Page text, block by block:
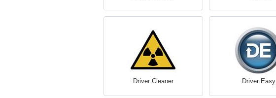
Driver Cleaner Driver Easy